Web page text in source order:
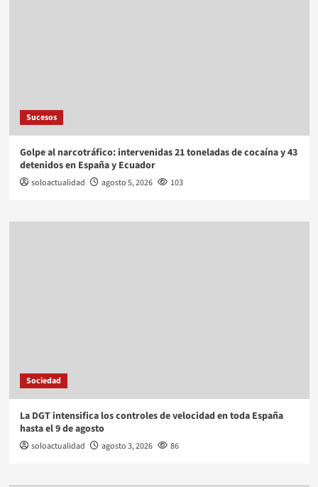
Sucesos
Golpe al narcotráfico: intervenidas 21 toneladas de cocaína y 43
detenidos en España y Ecuador
soloactualidad agosto 5, 2026 103
Sociedad
La DGT intensifica los controles de velocidad en toda España
hasta el 9 de agosto
soloactualidad agosto 3, 2026 86